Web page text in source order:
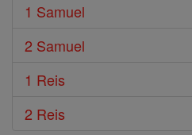
1 Samuel
2 Samuel
1 Reis
2 Reis